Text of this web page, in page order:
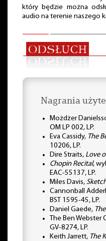
który będzie można
audio na terenie naszego
Nagrania
Możdżer
OM LP 002, LP.
Eva Cassidy, The
10206, LP.
Dire Straits, Love
Chopin Recital,
EAC-55137, LP.
Miles Davis,
Cannonball
BST 1595-45, LP.
Daniel Gaede,
The Ben Webster
GV-8274, LP.
Keith Jarrett, The